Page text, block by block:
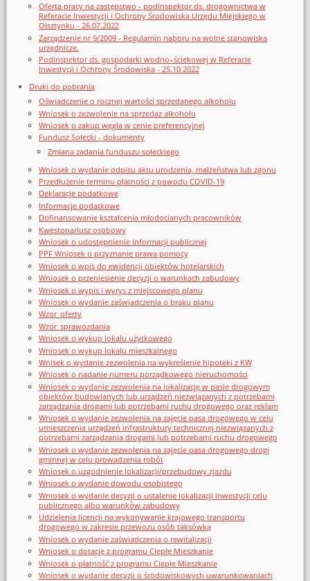
Oferta pracy na zastępstwo - podinspektor ds. drogownictwa w
Referacie Inwestycji i Ochrony Środowiska Urzędu Miejskiego w
Olsztynku - 26.07.2022
Zarządzenie nr 9/2009 - Regulamin naboru na wolne stanowiska
urzędnicze.
Podinspektor ds. gospodarki wodno–ściekowej w Referacie
Inwestycji i Ochrony Środowiska - 25.10.2022
Druki do pobrania
Oświadczenie o rocznej wartości sprzedanego alkoholu
Wniosek o zezwolenie na sprzedaz alkoholu
Wniosek o zakup węgla w cenie preferencyjnej
Fundusz Sołecki - dokumenty
Zmiana zadania funduszu sołeckiego
Wniosek o wydanie odpisu aktu urodzenia, małżeństwa lub zgonu
Przedłużenie terminu płatności z powodu COVID-19
Deklaracje podatkowe
Informacje podatkowe
Dofinansowanie kształcenia młodocianych pracowników
Kwestonariusz osobowy
Wniosek o udostępnienie informacji publicznej
PPF Wniosek o przyznanie prawa pomocy
Wniosek o wpis do ewidencji obiektów hotelarskich
Wniosek o przeniesienie decyzji o warunkach zabudowy
Wniosek o wypis i wyrys z miejscowego planu
Wniosek o wydanie zaświadczenia o braku planu
Wzor_oferty
Wzor_sprawozdania
Wniosek o wykup lokalu użytkowego
Wniosek o wykup lokalu mieszkalnego
Wnisek o wydanie zezwolenia na wykreślenie hipoteki z KW
Wniosek o nadanie numeru porządkowego nieruchomości
Wniosek o wydanie zezwolenia na lokalizację w pasie drogowym
obiektów budowlanych lub urządzeń niezwiązanych z potrzebami
zarządzania drogami lub potrzebami ruchu drogowego oraz reklam
Wniosek o wydanie zezwolenia na zajęcie pasa drogowego w celu
umieszczenia urządzeń infrastruktury technicznej niezwiązanych z
potrzebami zarządzania drogami lub potrzebami ruchu drogowego
Wniosek o wydanie zezwolenia na zajęcie pasa drogowego drogi
gminnej w celu prowadzenia robót
Wniosek o uzgodnienie lokalizacji/przebudowy zjazdu
Wniosek o wydanie dowodu osobistego
Wniosek o wydanie decyzji o ustalenie lokalizacji inwestycji celu
publicznego albo warunków zabudowy
Udzielenia licencji na wykonywanie krajowego transportu
drogowego w zakresie przewozu osób taksówką
Wniosek o wydanie zaświadczenia o rewitalizacji
Wniosek o dotację z programu Ciepłe Mieszkanie
Wniosek o płatność z programu Ciepłe Mieszkanie
Wniosek o wydanie decyzji o środowiskowych uwarunkowaniach